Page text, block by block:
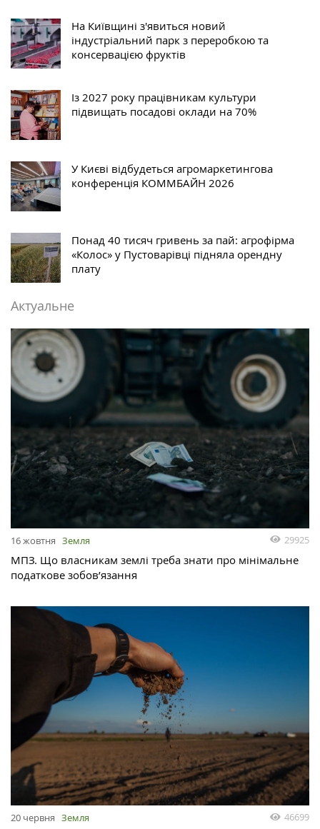
На Київщині з'явиться новий
індустріальний парк з переробкою та
консервацією фруктів
Із 2027 року працівникам культури
підвищать посадові оклади на 70%
У Києві відбудеться агромаркетингова
конференція КОММБАЙН 2026
Понад 40 тисяч гривень за пай: агрофірма
«Колос» у Пустоварівці підняла орендну
плату
Актуальне
16 жовтня Земля 29925
МПЗ. Що власникам землі треба знати про мінімальне
податкове зобов’язання
20 червня Земля 46699